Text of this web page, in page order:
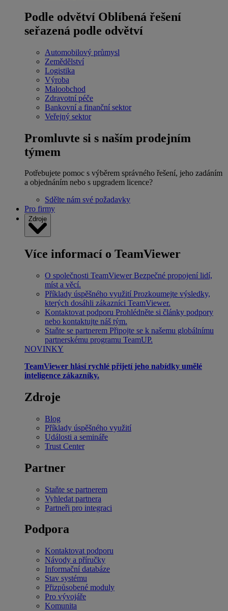
Podle odvětví Oblíbená řešení
seřazená podle odvětví
Automobilový průmysl
Zemědělství
Logistika
Výroba
Maloobchod
Zdravotní péče
Bankovní a finanční sektor
Veřejný sektor
Promluvte si s naším prodejním
týmem
Potřebujete pomoc s výběrem správného řešení, jeho zadáním
a objednáním nebo s upgradem licence?
Sdělte nám své požadavky
Pro firmy
Zdroje
Více informací o TeamViewer
O společnosti TeamViewer Bezpečné propojení lidí,
míst a věcí.
Příklady úspěšného využití Prozkoumejte výsledky,
kterých dosáhli zákazníci TeamViewer.
Kontaktovat podporu Prohlédněte si články podpory
nebo kontaktujte náš tým.
Staňte se partnerem Připojte se k našemu globálnímu
partnerskému programu TeamUP.
NOVINKY
TeamViewer hlásí rychlé přijetí jeho nabídky umělé
inteligence zákazníky.
Zdroje
Blog
Příklady úspěšného využití
Události a semináře
Trust Center
Partner
Staňte se partnerem
Vyhledat partnera
Partneři pro integraci
Podpora
Kontaktovat podporu
Návody a příručky
Informační databáze
Stav systému
Přizpůsobené moduly
Pro vývojáře
Komunita